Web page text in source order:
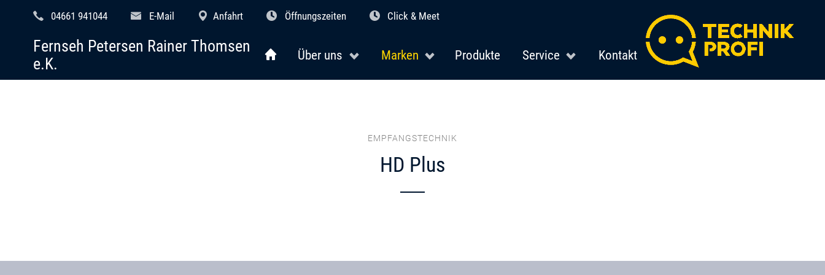
04661 941044 E-Mail Anfahrt Öffnungszeiten Click & Meet
Über uns Marken Produkte Service Kontakt
Fernseh Petersen Rainer Thomsen
e.K.
EMPFANGSTECHNIK
HD Plus